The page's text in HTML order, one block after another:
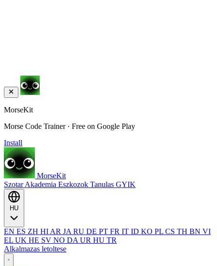
MorseKit
Morse Code Trainer · Free on Google Play
Install
MorseKit
SzotarAkademia Eszkozok Tanulas GYIK
EN ES ZH HI AR JA RU DE PT FR IT ID KO PL CS TH BN VI
EL UK HE SV NO DA UR HU TR
Alkalmazas letoltese